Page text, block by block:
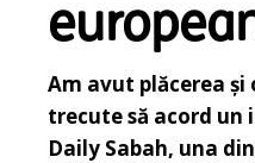
Am avut plăcerea și
trecute să acord
Daily Sabah, una